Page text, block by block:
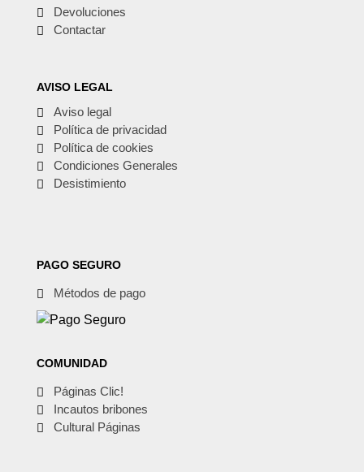
Devoluciones
Contactar
AVISO LEGAL
Aviso legal
Política de privacidad
Política de cookies
Condiciones Generales
Desistimiento
PAGO SEGURO
Métodos de pago
COMUNIDAD
Páginas Clic!
Incautos bribones
Cultural Páginas